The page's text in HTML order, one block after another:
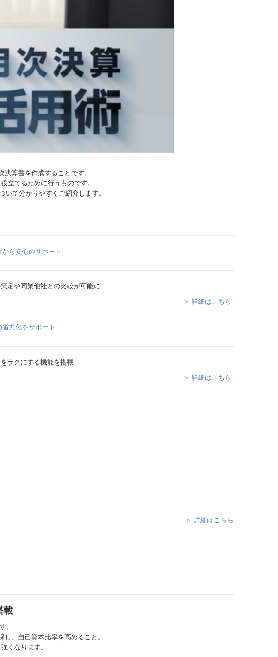
算書を作成することです。
立てるために行うものです。
て分かりやすくご紹介します。
策定や同業他社との比較が可能に
＞ 詳細はこちら
ラクにする機能を搭載
＞ 詳細はこちら
＞ 詳細はこちら
載
。
、自己資本比率を高めること。
くなります。